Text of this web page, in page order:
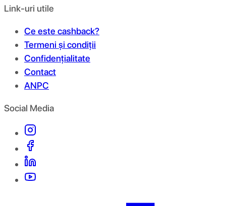
Link-uri utile
Ce este cashback?
Termeni și condiții
Confidențialitate
Contact
ANPC
Social Media